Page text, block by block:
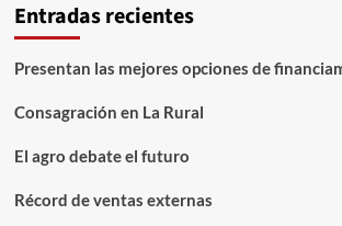
Entradas recientes
Presentan las mejores opciones de
Consagración en La Rural
El agro debate el futuro
Récord de ventas externas